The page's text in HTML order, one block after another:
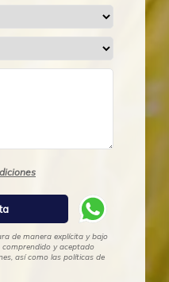
de manera explícita y bajo
comprendido y aceptado
así como las políticas de